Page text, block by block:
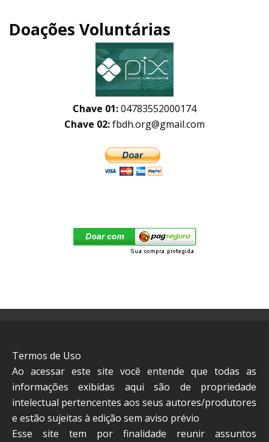
Doações Voluntárias
Chave 01:04783552000174
Chave 02:fbdh.org@gmail.com
Termos de Uso
Ao acessar este site você entende que todas as
informações exibidas aqui são de propriedade
intelectual pertencentes aos seus autores/produtores
e estão sujeitas à edição sem aviso prévio
Esse site tem por finalidade reunir assuntos